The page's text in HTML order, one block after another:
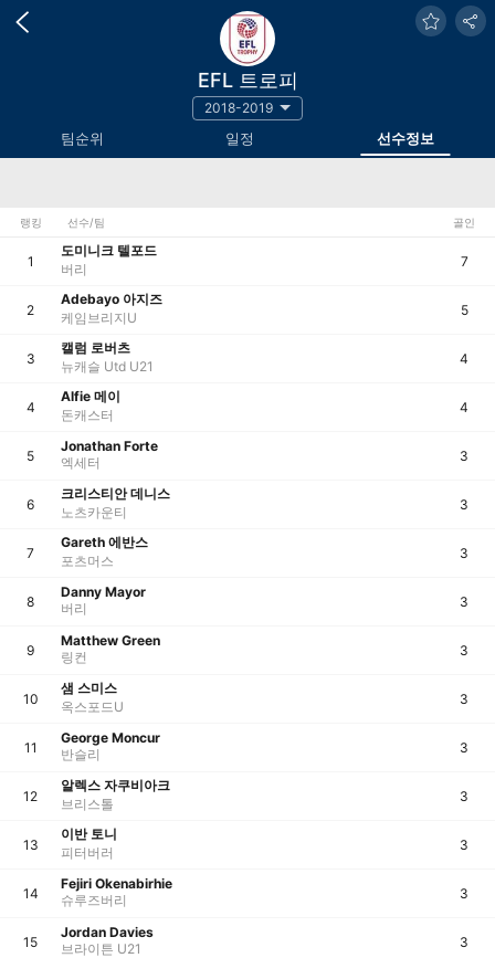
EFL 트로피
2018-2019
팀순위 일정 선수정보
랭킹 선수/팀 골인
1
도미니크 텔포드
버리
7
2
Adebayo 아지즈
케임브리지U
5
3
캘럼 로버츠
뉴캐슬 Utd U21
4
4
Alfie 메이
돈캐스터
4
5
Jonathan Forte
엑세터
3
6
크리스티안 데니스
노츠카운티
3
7
Gareth 에반스
포츠머스
3
8
Danny Mayor
버리
3
9
Matthew Green
링컨
3
10
샘 스미스
옥스포드U
3
11
George Moncur
반슬리
3
12
알렉스 자쿠비아크
브리스톨
3
13
이반 토니
피터버러
3
14
Fejiri Okenabirhie
슈루즈버리
3
15
Jordan Davies
브라이튼 U21
3